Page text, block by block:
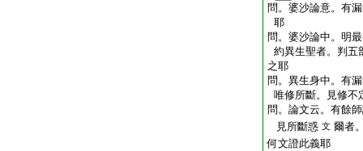
問。婆沙論意。有
耶
問。婆沙論中。明
約異生聖者。判五
之耶
問。異生身中。有
唯修所斷。見修不
問。論文云。有餘
見所斷惑 文 爾者
何文證此義耶